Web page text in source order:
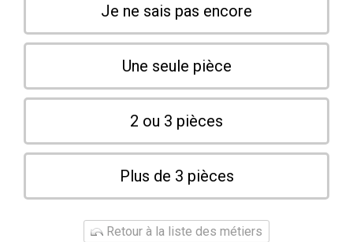
Je ne sais pas encore
Une seule pièce
2 ou 3 pièces
Plus de 3 pièces
Retour à la liste des métiers